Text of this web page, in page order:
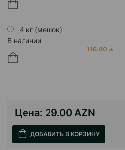
4 кг (мешок)
В наличии
116.00 ₼
Цена: 29.00 AZN
ДОБАВИТЬ В КОРЗИНУ